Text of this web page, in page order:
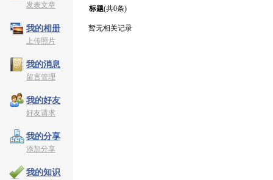
发表文章
我的相册
上传照片
我的消息
留言管理
我的好友
好友请求
我的分享
添加分享
我的知识
标题(共0条)
暂无相关记录